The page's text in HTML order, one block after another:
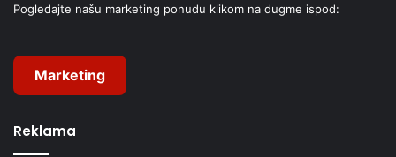
Pogledajte našu marketing ponudu klikom na dugme ispod:
Marketing
Reklama